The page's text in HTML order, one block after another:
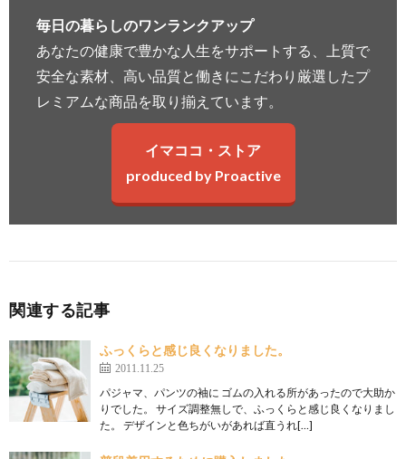
毎日の暮らしのワンランクアップ
あなたの健康で豊かな人生をサポートする、上質で
安全な素材、高い品質と働きにこだわり厳選したプ
レミアムな商品を取り揃えています。
イマココ・ストア
produced by Proactive
関連する記事
ふっくらと感じ良くなりました。
2011.11.25
パジャマ、パンツの袖に ゴムの入れる所があったので大助か
りでした。 サイズ調整無しで、ふっくらと感じ良くなりまし
た。 デザインと色ちがいがあれば直うれ[…]